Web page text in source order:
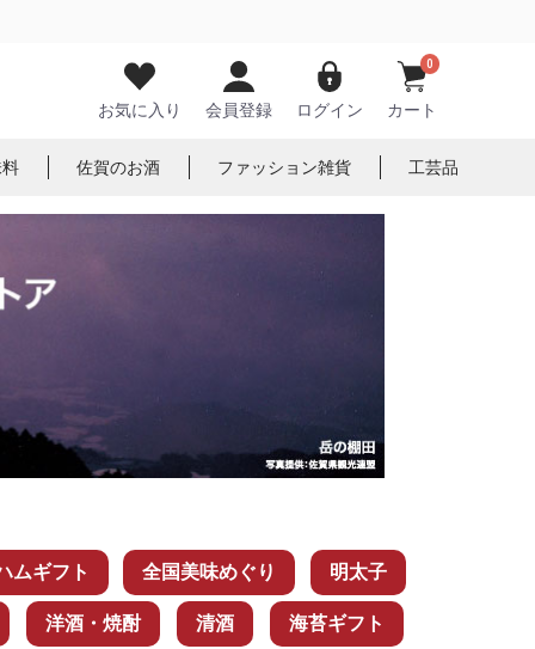
お気に入り 会員登録 ログイン カート
0
佐賀のお酒 ファッション雑貨 工芸品
ムギフト 全国美味めぐり 明太子
洋酒・焼酎 清酒 海苔ギフト